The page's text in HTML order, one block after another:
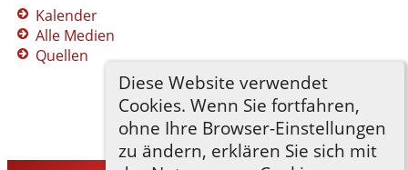
Diese Website verwendet
Cookies. Wenn Sie fortfahren,
ohne Ihre Browser-Einstellungen
zu ändern, erklären Sie sich mit
Kalender
Alle Medien
Quellen